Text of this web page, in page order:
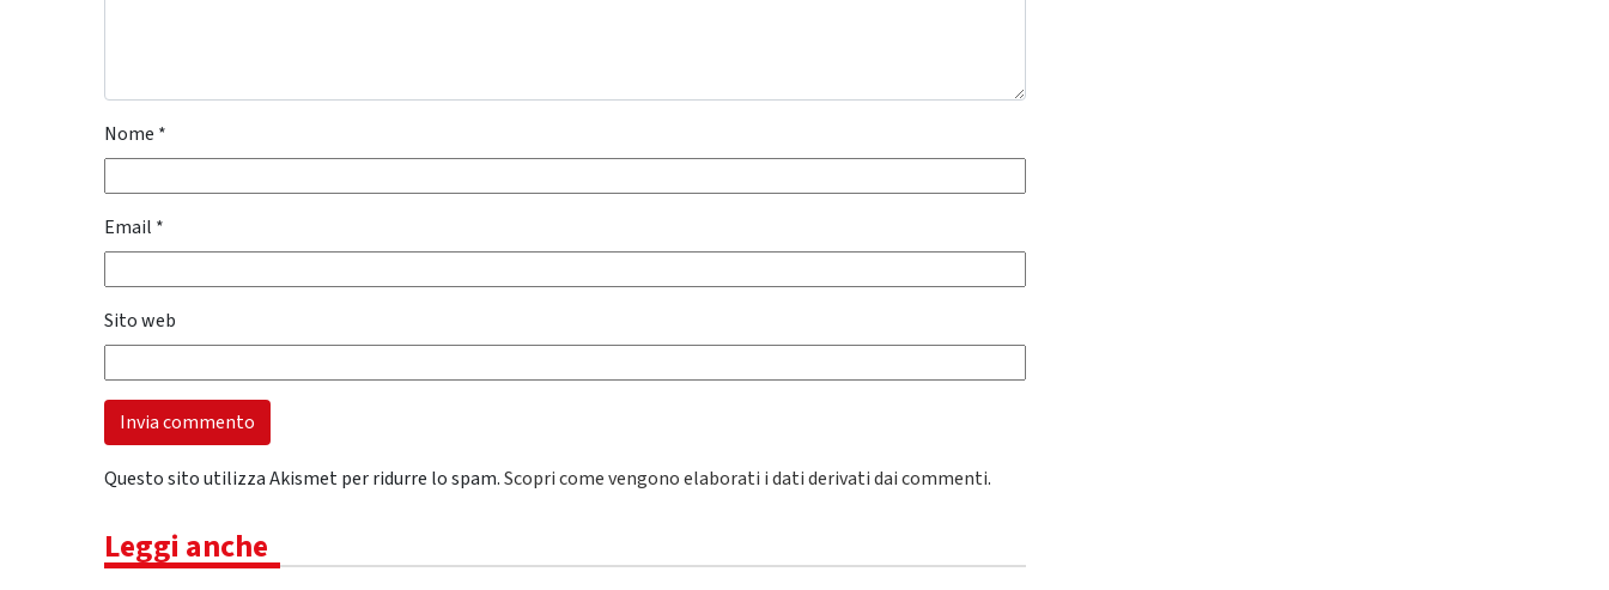
Nome *
Email *
Sito web
Questo sito utilizza Akismet per ridurre lo spam.Scopri come vengono elaborati i dati derivati dai commenti.
Leggi anche